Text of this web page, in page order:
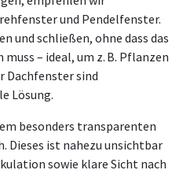
und Pendelfenster.
und schließen, ohne dass das
– ideal, um z. B. Pflanzen
Dachfenster sind
Lösung.
besonders transparenten
Dieses ist nahezu unsichtbar
sowie klare Sicht nach